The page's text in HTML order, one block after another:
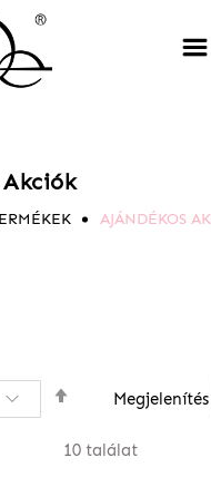
AJÁNDÉKOS
Csökkenő
sorrendbe
10találat
Megjelenítés